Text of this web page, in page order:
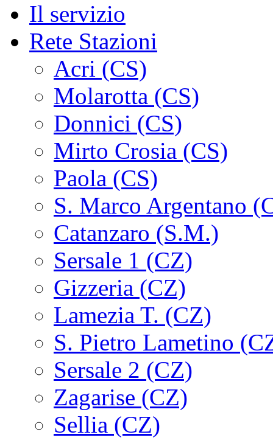
Il servizio
Rete Stazioni
Acri (CS)
Molarotta (CS)
Donnici (CS)
Mirto Crosia (CS)
Paola (CS)
S. Marco Argentano
Catanzaro (S.M.)
Sersale 1 (CZ)
Gizzeria (CZ)
Lamezia T. (CZ)
S. Pietro Lametino
Sersale 2 (CZ)
Zagarise (CZ)
Sellia (CZ)